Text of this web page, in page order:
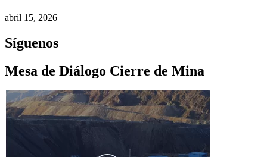
abril 15, 2026
Síguenos
Mesa de Diálogo Cierre de Mina